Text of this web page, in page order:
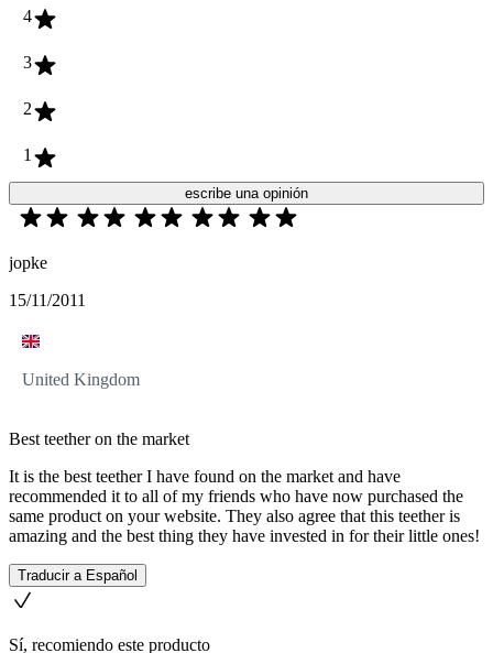
4
3
2
1
escribe una opinión
jopke
15/11/2011
United Kingdom
Best teether on the market
It is the best teether I have found on the market and have
recommended it to all of my friends who have now purchased the
same product on your website. They also agree that this teether is
amazing and the best thing they have invested in for their little ones!
Traducir a Español
Sí, recomiendo este producto